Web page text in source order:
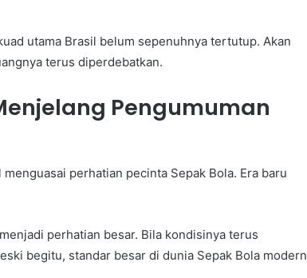
utama Brasil belum sepenuhnya tertutup. Akan
terus diperdebatkan.
Pengumuman
perhatian pecinta Sepak Bola. Era baru
perhatian besar. Bila kondisinya terus
begitu, standar besar di dunia Sepak Bola modern